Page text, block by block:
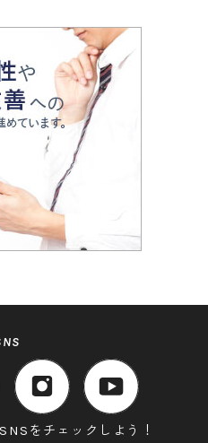
をチェックしよう！